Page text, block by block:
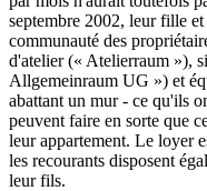
septembre 2002, leur fille
communauté des
d'atelier (« Atelierraum »),
Allgemeinraum UG ») et
abattant un mur - ce qu'ils
peuvent faire en sorte que
leur appartement. Le loyer
les recourants disposent
leur fils.